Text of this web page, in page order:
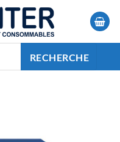
RECHERCHE